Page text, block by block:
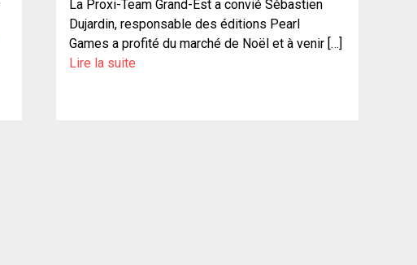
La Proxi-Team Grand-Est a convié Sébastien
Dujardin, responsable des éditions Pearl
Games a profité du marché de Noël et à venir […]
Lire la suite